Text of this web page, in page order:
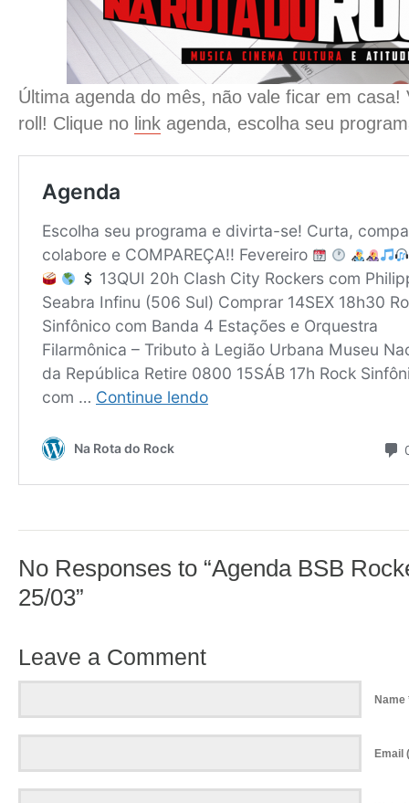
Última agenda do mês, não vale ficar em casa!
roll! Clique no link agenda, escolha seu
No Responses to “Agenda BSB
25/03”
Leave a Comment
Name
Email